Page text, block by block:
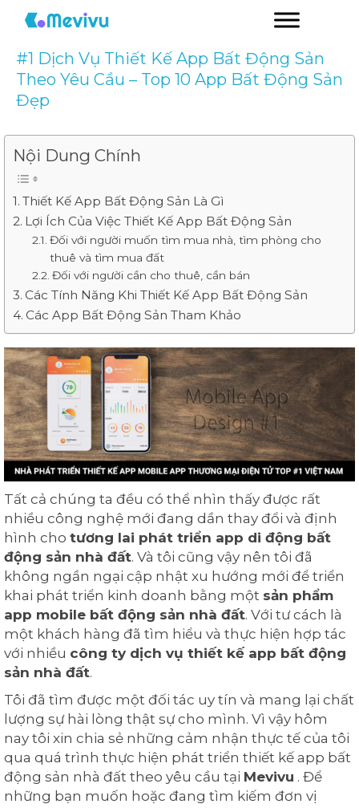
#1 Dịch Vụ Thiết Kế App Bất Động Sản
Theo Yêu Cầu – Top 10 App Bất Động Sản
Đẹp
Nội Dung Chính
Thiết Kế App Bất Động Sản Là Gì
Lợi Ích Của Việc Thiết Kế App Bất Động Sản
Đối với người muốn tìm mua nhà, tìm phòng cho
thuê và tìm mua đất
Đối với người cần cho thuê, cần bán
Các Tính Năng Khi Thiết Kế App Bất Động Sản
Các App Bất Động Sản Tham Khảo
Tất cả chúng ta đều có thể nhìn thấy được rất
nhiều công nghệ mới đang dần thay đổi và định
hình cho tương lai phát triển app di động bất
động sản nhà đất. Và tôi cũng vậy nên tôi đã
không ngần ngại cập nhật xu hướng mới để triển
khai phát triển kinh doanh bằng một sản phẩm
app mobile bất động sản nhà đất. Với tư cách là
một khách hàng đã tìm hiểu và thực hiện hợp tác
với nhiều công ty dịch vụ thiết kế app bất động
sản nhà đất.
Tôi đã tìm được một đối tác uy tín và mang lại chất
lượng sự hài lòng thật sự cho mình. Vì vậy hôm
nay tôi xin chia sẻ những cảm nhận thực tế của tôi
qua quá trình thực hiện phát triển thiết kế app bất
động sản nhà đất theo yêu cầu tại Mevivu . Để
những bạn muốn hoặc đang tìm kiếm đơn vị